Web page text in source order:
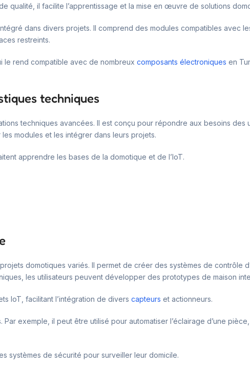
qualité, il facilite l’apprentissage et la mise en œuvre de solutions
dans divers projets. Il comprend des modules compatibles avec
restreints.
le rend compatible avec de nombreux composants électroniques en
techniques
techniques avancées. Il est conçu pour répondre aux besoins des
modules et les intégrer dans leurs projets.
apprendre les bases de la domotique et de l’IoT.
domotiques variés. Il permet de créer des systèmes de contrôle
les utilisateurs peuvent développer des prototypes de maison
IoT, facilitant l’intégration de divers capteurs et actionneurs.
exemple, il peut être utilisé pour automatiser l’éclairage d’une
systèmes de sécurité pour surveiller leur domicile.